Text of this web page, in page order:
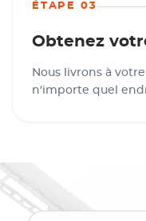
ÉTAPE 03
Obtenez
Nous livrons à
n'importe quel